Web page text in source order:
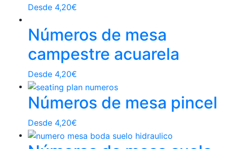
Desde 4,20€
Números de mesa
campestre acuarela
Desde 4,20€
Números de mesa pincel
Desde 4,20€